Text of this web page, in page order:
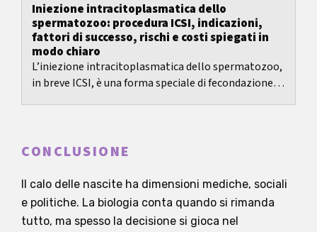
Iniezione intracitoplasmatica dello
spermatozoo: procedura ICSI, indicazioni,
fattori di successo, rischi e costi spiegati in
modo chiaro
L’iniezione intracitoplasmatica dello spermatozoo,
in breve ICSI, è una forma speciale di fecondazione in
CONCLUSIONE
Il calo delle nascite ha dimensioni mediche, sociali
e politiche. La biologia conta quando si rimanda
tutto, ma spesso la decisione si gioca nel